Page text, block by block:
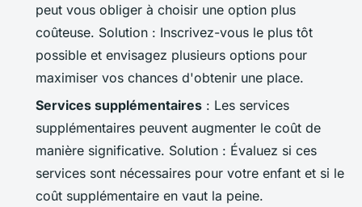
peut vous obliger à choisir une option plus
coûteuse. Solution : Inscrivez-vous le plus tôt
possible et envisagez plusieurs options pour
maximiser vos chances d'obtenir une place.
Services supplémentaires : Les services
supplémentaires peuvent augmenter le coût de
manière significative. Solution : Évaluez si ces
services sont nécessaires pour votre enfant et si le
coût supplémentaire en vaut la peine.